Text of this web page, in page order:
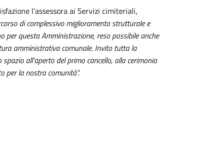
l’assessora ai Servizi cimiteriali,
di complessivo miglioramento strutturale e
per questa Amministrazione, reso possibile anche
amministrativa comunale. Invito tutta la
all’aperto del primo cancello, alla cerimonia
per la nostra comunità”.